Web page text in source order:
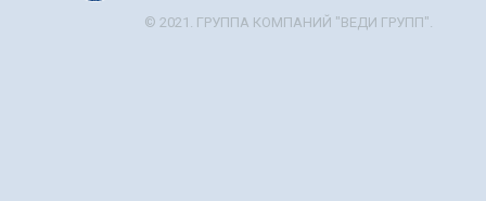
© 2021. ГРУППА КОМПАНИЙ "ВЕДИ ГРУПП".